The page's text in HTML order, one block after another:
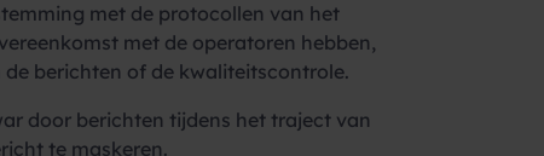
met de protocollen van het
met de operatoren hebben,
berichten of de kwaliteitscontrole.
door berichten tijdens het traject van
te maskeren.